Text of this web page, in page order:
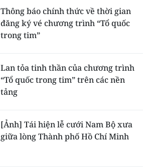
Thông báo chính thức về thời gian
đăng ký vé chương trình “Tổ quốc
trong tim”
Lan tỏa tinh thần của chương trình
“Tổ quốc trong tim” trên các nền
tảng
[Ảnh] Tái hiện lễ cưới Nam Bộ xưa
giữa lòng Thành phố Hồ Chí Minh